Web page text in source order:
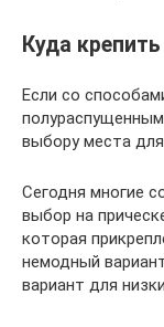
Куда
Если со
выбору места
Сегодня многие
выбор на
которая
немодный
вариант для